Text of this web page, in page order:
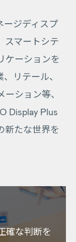
ージディスプ
スマートシテ
ケーションを
リテール、
ション等、
Display Plus
新たな世界を
確な判断を